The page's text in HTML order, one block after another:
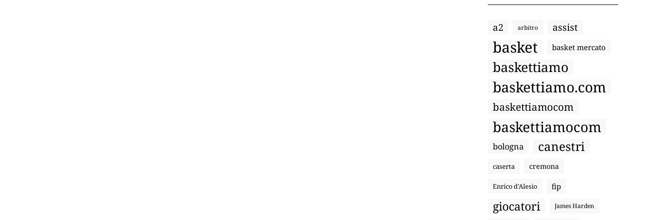
a2 arbitro assist
basket basket mercato
baskettiamo
baskettiamo.com
baskettiamocom
baskettiamocom
bologna canestri
caserta cremona
Enrico d’Alesio fip
giocatori James Harden